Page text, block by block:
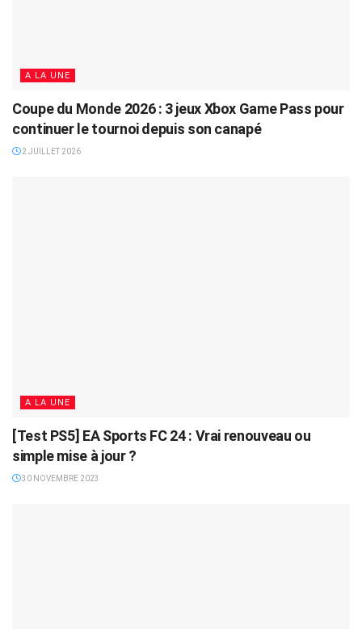
A LA UNE
Coupe du Monde 2026 : 3 jeux Xbox Game Pass pour
continuer le tournoi depuis son canapé
2 JUILLET 2026
A LA UNE
[Test PS5] EA Sports FC 24 : Vrai renouveau ou
simple mise à jour ?
30 NOVEMBRE 2023